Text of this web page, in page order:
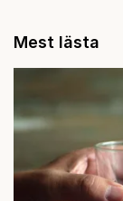
Mest lästa